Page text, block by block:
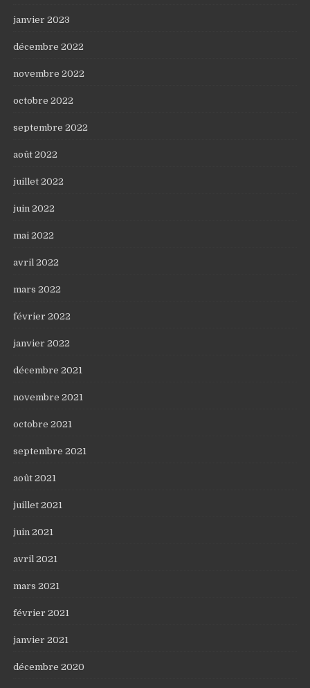
janvier 2023
décembre 2022
novembre 2022
octobre 2022
septembre 2022
août 2022
juillet 2022
juin 2022
mai 2022
avril 2022
mars 2022
février 2022
janvier 2022
décembre 2021
novembre 2021
octobre 2021
septembre 2021
août 2021
juillet 2021
juin 2021
avril 2021
mars 2021
février 2021
janvier 2021
décembre 2020